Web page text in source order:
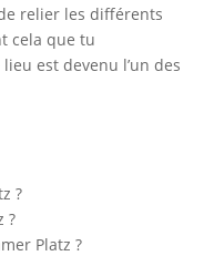
relier les différents
cela que tu
est devenu l’un des
?
?
Platz ?